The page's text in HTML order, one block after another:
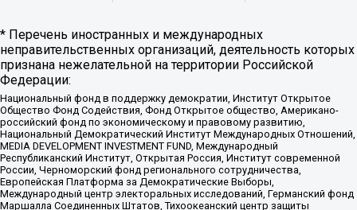
* Перечень иностранных и международных
неправительственных организаций, деятельность которых
признана нежелательной на территории Российской
Федерации:
Национальный фонд в поддержку демократии, Институт Открытое
Общество Фонд Содействия, Фонд Открытое общество, Американо-
российский фонд по экономическому и правовому развитию,
Национальный Демократический Институт Международных Отношений,
MEDIA DEVELOPMENT INVESTMENT FUND, Международный
Республиканский Институт, Открытая Россия, Институт современной
России, Черноморский фонд регионального сотрудничества,
Европейская Платформа за Демократические Выборы,
Международный центр электоральных исследований, Германский фонд
Маршалла Соединенных Штатов, Тихоокеанский центр защиты